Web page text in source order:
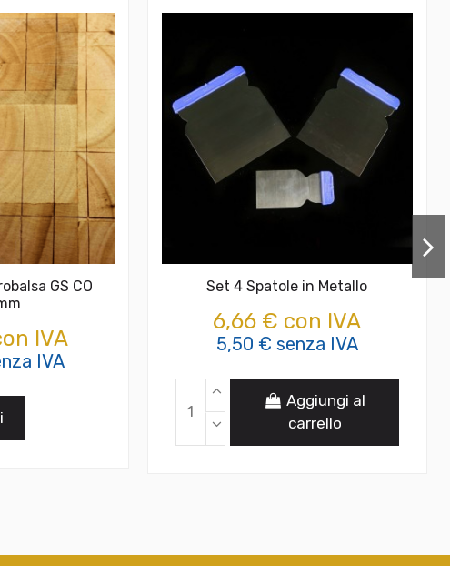
GS CO
IVA
IVA
Set 4 Spatole in Metallo
6,66 € con IVA
5,50 € senza IVA
Aggiungi al
carrello